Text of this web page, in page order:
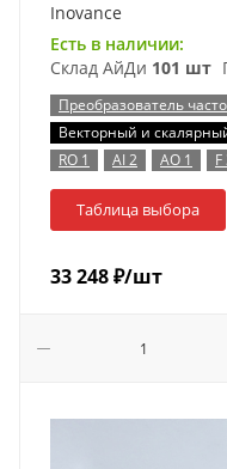
Inovance
Есть в наличии:
Склад АйДи 101 шт
Преобразователь
Векторный и
RO 1
AI 2 AO 1 F
Таблица выбора
33 248₽/шт